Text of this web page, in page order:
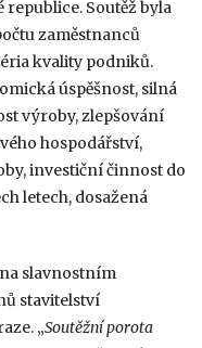
Soutěž byla
zaměstnanců
kvality podniků.
úspěšnost, silná
výroby, zlepšování
hospodářství,
investiční činnost do
letech, dosažená
slavnostním
stavitelství
„Soutěžní porota